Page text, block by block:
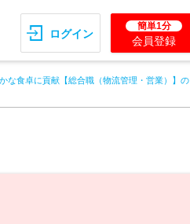
ログイン
簡単1分
会員登録
な食卓に貢献【総合職（物流管理・営業）】の